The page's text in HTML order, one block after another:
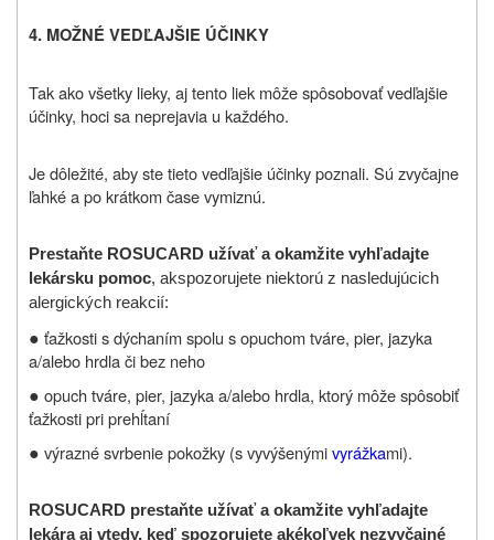
4. MOŽNÉ VEDĽAJŠIE ÚČINKY
Tak ako všetky lieky, aj tento liek môže spôsobovať vedľajšie
účinky, hoci sa neprejavia u každého.
Je dôležité, aby ste tieto vedľajšie účinky poznali. Sú zvyčajne
ľahké a po krátkom čase vymiznú.
Prestaňte ROSUCARD užívať a okamžite vyhľadajte
lekársku pomoc, akspozorujete niektorú z nasledujúcich
alergických reakcií:
● ťažkosti s dýchaním spolu s opuchom tváre, pier, jazyka
a/alebo hrdla či bez neho
● opuch tváre, pier, jazyka a/alebo hrdla, ktorý môže spôsobiť
ťažkosti pri prehĺtaní
● výrazné svrbenie pokožky (s vyvýšenýmivyrážkami).
ROSUCARD prestaňte užívať a okamžite vyhľadajte
lekára aj vtedy, keď spozorujete akékoľvek nezvyčajné